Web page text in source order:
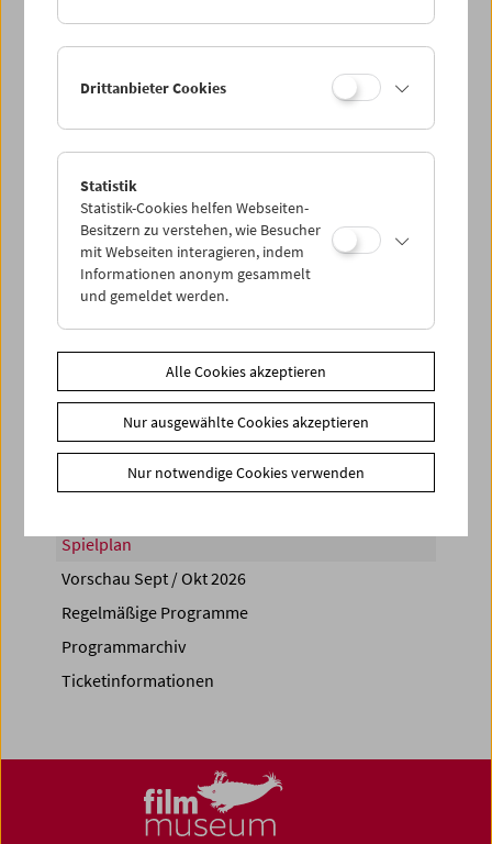
Sa 28.4.
PROGRAMM ÜBERBLICK
Share on
Spielplan
Vorschau Sept / Okt 2026
Regelmäßige Programme
Programmarchiv
Ticketinformationen
Drittanbieter Cookies
Statistik
Statistik-Cookies helfen Webseiten-
Besitzern zu verstehen, wie Besucher
mit Webseiten interagieren, indem
Informationen anonym gesammelt
und gemeldet werden.
Alle Cookies akzeptieren
Nur ausgewählte Cookies akzeptieren
Nur notwendige Cookies verwenden